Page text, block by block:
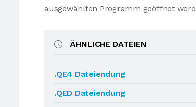
ausgewählten Programm geöffnet
ÄHNLICHE DATEIEN
.QE4 Dateiendung
.QED Dateiendung